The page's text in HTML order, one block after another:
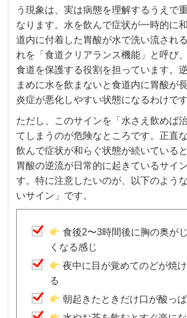
う現象は、実は病態を理解するうえで
なります。水を飲んで症状が一時的に
道内に付着した胃酸が水で洗い流され
れを「食道クリアランス機能」と呼び
食道を保護する役割を担っています。
まめに水を飲まないと食道内に胃酸が
炎症が悪化しやすい状態になるわけです
ただし、このサインを「水さえ飲めば
てしまうのが危険なところです。正直
飲んで症状が和らぐ状態が続いている
胃酸の逆流が日常的に起きているサイ
す。特に注意したいのが、以下のよう
いサイン」です。
食後2〜3時間後に胸の奥が
くなる感じ
夜中に目が覚めてのどが焼
る
朝起きたときだけ口が酸っ